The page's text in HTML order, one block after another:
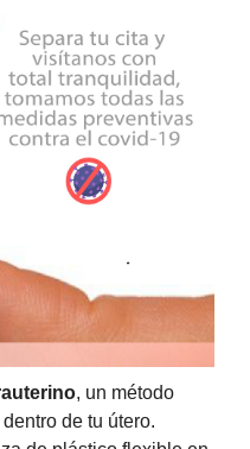
, un método
de tu útero.